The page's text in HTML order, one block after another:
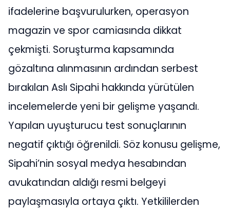
ifadelerine başvurulurken, operasyon
magazin ve spor camiasında dikkat
çekmişti. Soruşturma kapsamında
gözaltına alınmasının ardından serbest
bırakılan Aslı Sipahi hakkında yürütülen
incelemelerde yeni bir gelişme yaşandı.
Yapılan uyuşturucu test sonuçlarının
negatif çıktığı öğrenildi. Söz konusu gelişme,
Sipahi’nin sosyal medya hesabından
avukatından aldığı resmi belgeyi
paylaşmasıyla ortaya çıktı. Yetkililerden